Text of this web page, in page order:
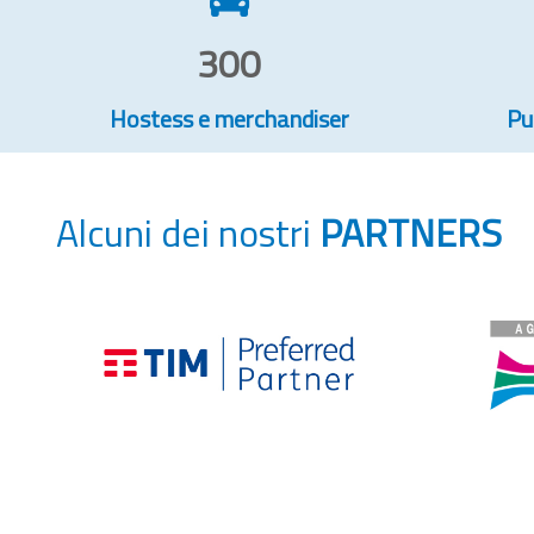
300
Hostess e merchandiser
Alcuni dei nostri PARTNERS